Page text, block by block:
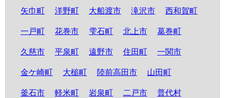
矢巾町
洋野町 大船渡市 滝沢市 西和賀町
一戸町 花巻市 雫石町 北上市 葛巻町
久慈市 平泉町 遠野市 住田町 一関市
金ケ崎町 大槌町 陸前高田市 山田町
釜石市 軽米町 岩泉町 二戸市 普代村